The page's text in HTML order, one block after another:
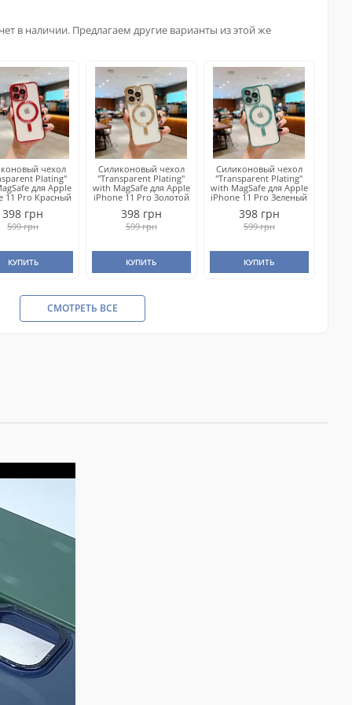
в наличии. Предлагаем другие варианты из этой же
чехол
Plating"
для Apple
11 Pro Красный
398 грн
599 грн
КУПИТЬ
Силиконовый чехол
"Transparent Plating"
with MagSafe для Apple
iPhone 11 Pro Золотой
398 грн
599 грн
КУПИТЬ
Силиконовый чехол
"Transparent Plating"
with MagSafe для Apple
iPhone 11 Pro Зеленый
398 грн
599 грн
КУПИТЬ
СМОТРЕТЬ ВСЕ